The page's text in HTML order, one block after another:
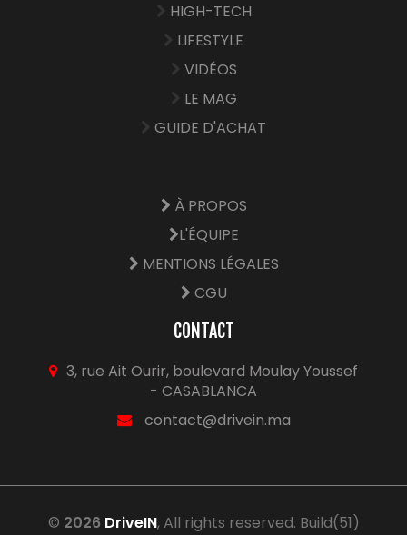
HIGH-TECH
LIFESTYLE
VIDÉOS
LE MAG
GUIDE D'ACHAT
À PROPOS
L'ÉQUIPE
MENTIONS LÉGALES
CGU
CONTACT
3, rue Ait Ourir, boulevard Moulay Youssef
- CASABLANCA
contact@drivein.ma
© 2026 DriveIN, All rights reserved. Build(51)